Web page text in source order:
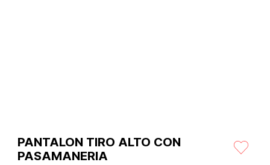
PANTALON TIRO ALTO CON
PASAMANERIA